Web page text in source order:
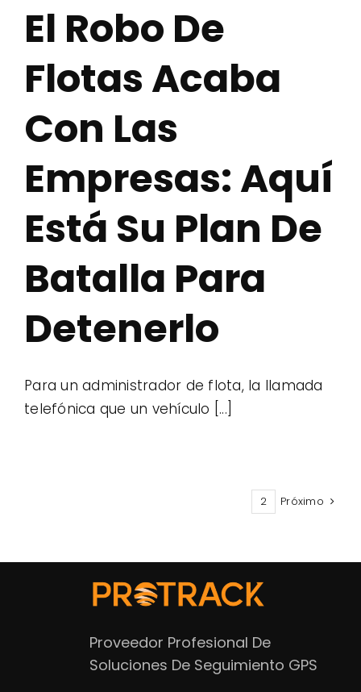
El Robo De
Flotas Acaba
Con Las
Empresas: Aquí
Está Su Plan De
Batalla Para
Detenerlo
Para un administrador de flota, la llamada
telefónica que un vehículo [...]
2 Próximo
Proveedor Profesional De
Soluciones De Seguimiento GPS